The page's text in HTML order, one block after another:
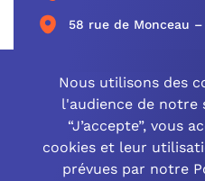
58 rue de Monceau
CONTACTEZ-
OCINEO GRAND
Nous utilisons des
l'audience de notre
“J’accepte”, vous
cookies et leur
prévues par notre